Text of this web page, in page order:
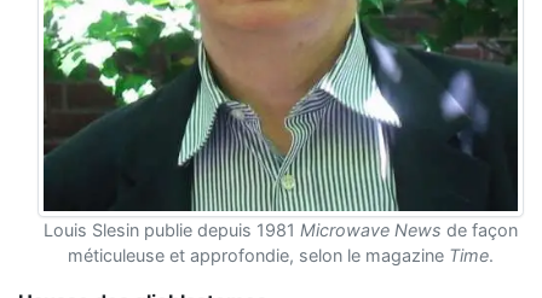
Louis Slesin publie depuis 1981 Microwave News de façon
méticuleuse et approfondie, selon le magazine Time.